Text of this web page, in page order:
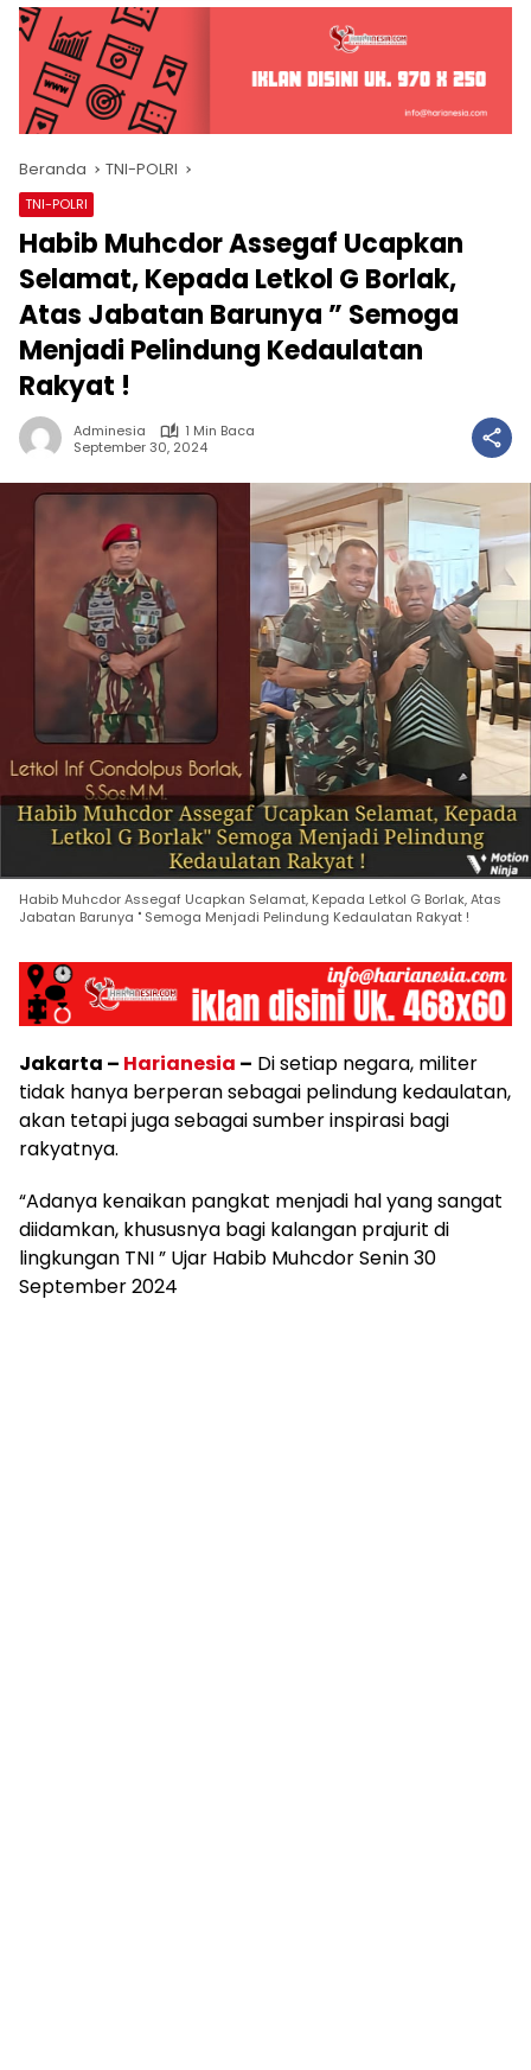
Beranda TNI-POLRI
TNI-POLRI
Habib Muhcdor Assegaf Ucapkan
Selamat, Kepada Letkol G Borlak,
Atas Jabatan Barunya ” Semoga
Menjadi Pelindung Kedaulatan
Rakyat !
Adminesia
1 Min Baca
September 30, 2024
Habib Muhcdor Assegaf Ucapkan Selamat, Kepada Letkol G Borlak, Atas
Jabatan Barunya " Semoga Menjadi Pelindung Kedaulatan Rakyat !
Jakarta – Harianesia – Di setiap negara, militer
tidak hanya berperan sebagai pelindung kedaulatan,
akan tetapi juga sebagai sumber inspirasi bagi
rakyatnya.
“Adanya kenaikan pangkat menjadi hal yang sangat
diidamkan, khususnya bagi kalangan prajurit di
lingkungan TNI ” Ujar Habib Muhcdor Senin 30
September 2024